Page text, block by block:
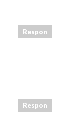
Respon
Respon